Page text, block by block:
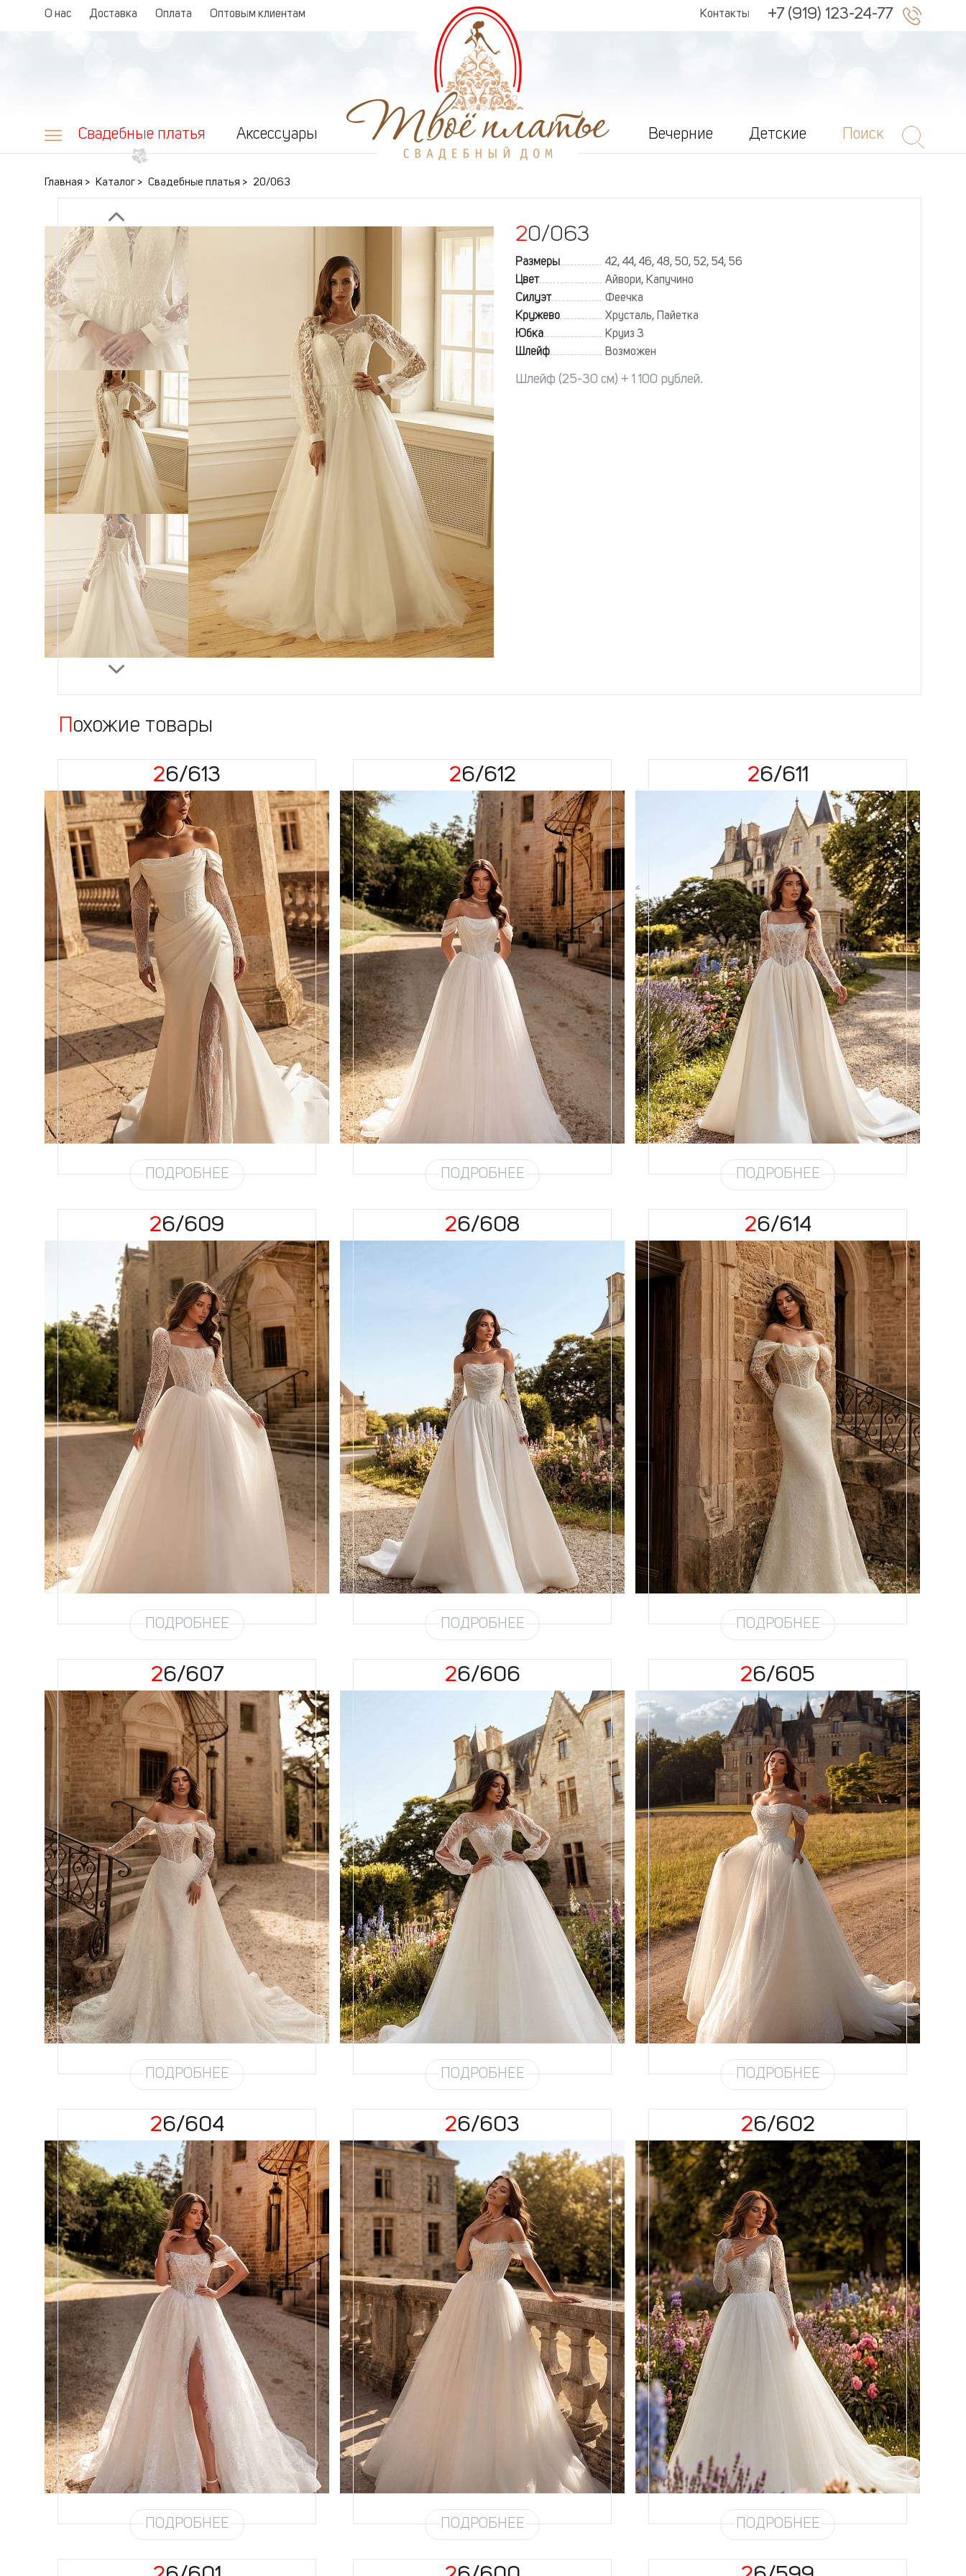
О нас Доставка Оплата Оптовым клиентам Контакты +7 (919) 123-24-77
Свадебные платья Аксессуары Вечерние Детские Поиск
Главная Каталог Свадебные платья 20/063
20/063
Размеры
42, 44, 46, 48, 50, 52, 54, 56
Цвет
Айвори, Капучино
Силуэт
Феечка
Кружево
Хрусталь, Пайетка
Юбка
Круиз 3
Шлейф
Возможен
Шлейф (25-30 см) + 1 100 рублей.
Похожие товары
26/613
Размеры
42, 44, 46, 48, 50, 52, 54, 56,
58
Цвет
Силуэт
Кружево
Пайетка
Юбка
Атлас облегченный
Шлейф
Возможен
Рукав
16/21
ПОДРОБНЕЕ
26/612
Размеры
42, 44, 46, 48, 50, 52, 54, 56,
Цвет
Силуэт
Кружево
Юбка
Шлейф
Рукав
ПОДРОБНЕЕ
26/611
Размеры
42, 44, 46, 48, 50, 52, 54, 56,
58
Цвет
Силуэт
Юбка
Атлас облегченный (4,5
Шлейф
ПОДРОБНЕЕ
26/609
Размеры
42, 44, 46, 48, 50, 52, 54, 56,
Цвет
Силуэт
Юбка
Шлейф
ПОДРОБНЕЕ
26/608
Размеры
42, 44, 46, 48, 50, 52, 54, 56,
Цвет
Айвори
Силуэт
Пышный
Кружево
Жемчуг
Юбка
Атлас плотный 4,5 метра +
Шлейф
Возможен
ПОДРОБНЕЕ
26/614
Размеры
42, 44, 46, 48, 50, 52, 54, 56,
58
Цвет
Айвори
Силуэт
Рыбка
Кружево
Жемчуг
Юбка
Атлас стрейч + кружево
Шлейф
Возможен
ПОДРОБНЕЕ
26/607
Размеры
42, 44, 46, 48, 50, 52, 54, 56,
Цвет
Силуэт
Кружево
Юбка
Атлас стрейч + кружево +
съёмная юбка по фото
Шлейф
Возможен
ПОДРОБНЕЕ
26/606
Размеры
42, 44, 46, 48, 50, 52, 54, 56,
58
Цвет
Силуэт
Кружево
Бисер, Пайетка, Жемчуг
Юбка
Европейка эконом + глиттер +
Глиттер
Шлейф
ПОДРОБНЕЕ
26/605
Размеры
42, 44, 46, 48, 50, 52, 54, 56,
58
Цвет
Айвори
Силуэт
Пышный
Кружево
Жемчуг
Юбка
Европейка эконом + глиттер +
хорс
Глиттер
Мерцание новое 4,5 метра
Шлейф
Рукав
31
ПОДРОБНЕЕ
26/604
Размеры
42, 44, 46, 48, 50, 52, 54, 56,
Цвет
Айвори
Силуэт
Пышный
Кружево
Жемчуг
Юбка
Европейка без еврофатина +
кружево (4,5м) + хорс + разрез
Шлейф
Возможен
Рукав
31
ПОДРОБНЕЕ
26/603
Размеры
42, 44, 46, 48, 50, 52, 54, 56,
58
Цвет
Силуэт
Кружево
Бисер, Пайетка, Жемчуг
Юбка
Европейка + глиттер + хорс
Глиттер
Шлейф
Рукав
ПОДРОБНЕЕ
26/602
Размеры
42, 44, 46, 48, 50, 52, 54, 56,
Цвет
Силуэт
Юбка
Круиз 5
Шлейф
Возможен
ПОДРОБНЕЕ